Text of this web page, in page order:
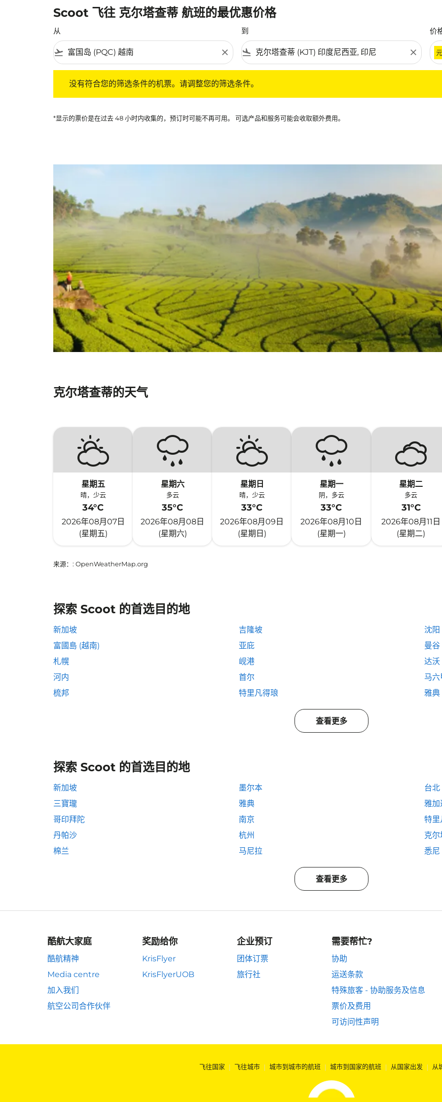
Scoot 飞往 克尔塔查蒂 航班的最优惠价格
从
flight_takeoff close
到
flight_land close
价
元
没有符合您的筛选条件的机票。请调整您的筛选条件。
*显示的票价是在过去 48 小时内收集的，预订时可能不再可用。 可选产品和服务可能会收取额外费用。
克尔塔查蒂的天气
星期五
晴，少云
34°C
2026年08月07日
(星期五)
星期六
多云
35°C
2026年08月08日
(星期六)
星期日
晴，少云
33°C
2026年08月09日
(星期日)
星期一
阴，多云
33°C
2026年08月10日
(星期一)
星期二
多云
31°C
2026年08月11日
(星期二)
来源： : OpenWeatherMap.org
探索 Scoot 的首选目的地
新加坡 吉隆坡
沈阳
富國島 (越南)
亚庇
曼谷
札幌
岘港
达沃
河内
首尔
马六
梳邦
特里凡得琅 雅典
查看更多
探索 Scoot 的首选目的地
新加坡 墨尔本
台北
三寶瓏
雅典
雅加
哥印拜陀
南京
特里
丹帕沙
杭州
克
棉兰
马尼拉 悉尼
查看更多
酷航大家庭
酷航精神
Media centre
加入我们
航空公司合作伙伴
奖励给你
KrisFlyer
KrisFlyerUOB
企业预订
团体订票
旅行社
需要帮忙?
协助
运送条款
特殊旅客 - 协助服务及信息
票价及费用
可访问性声明
飞往国家 | 飞往城市 | 城市到城市的航班 | 城市到国家的航班 | 从国家出发 | 从